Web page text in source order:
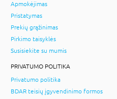
Apmokėjimas
Pristatymas
Prekių grąžinimas
Pirkimo taisyklės
Susisiekite su mumis
PRIVATUMO POLITIKA
Privatumo politika
BDAR teisių įgyvendinimo formos